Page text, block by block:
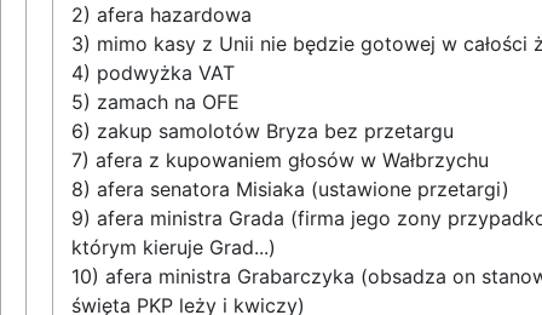
2) afera hazardowa
3) mimo kasy z Unii nie będzie gotowej w całości
4) podwyżka VAT
5) zamach na OFE
6) zakup samolotów Bryza bez przetargu
7) afera z kupowaniem głosów w Wałbrzychu
8) afera senatora Misiaka (ustawione przetargi)
9) afera ministra Grada (firma jego zony
którym kieruje Grad...)
10) afera ministra Grabarczyka (obsadza on
święta PKP leży i kwiczy)